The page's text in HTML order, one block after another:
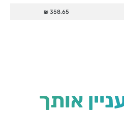
358.65 ₪
אותך